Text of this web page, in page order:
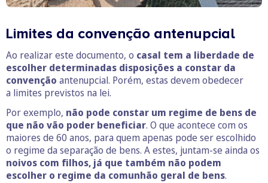
Limites da convenção antenupcial
Ao realizar este documento, o casal tem a liberdade de
escolher determinadas disposições a constar da
convenção antenupcial. Porém, estas devem obedecer
a limites previstos na lei.
Por exemplo, não pode constar um regime de bens de
que não vão poder beneficiar. O que acontece com os
maiores de 60 anos, para quem apenas pode ser escolhido
o regime da separação de bens. A estes, juntam-se ainda os
noivos com filhos, já que também não podem
escolher o regime da comunhão geral de bens.